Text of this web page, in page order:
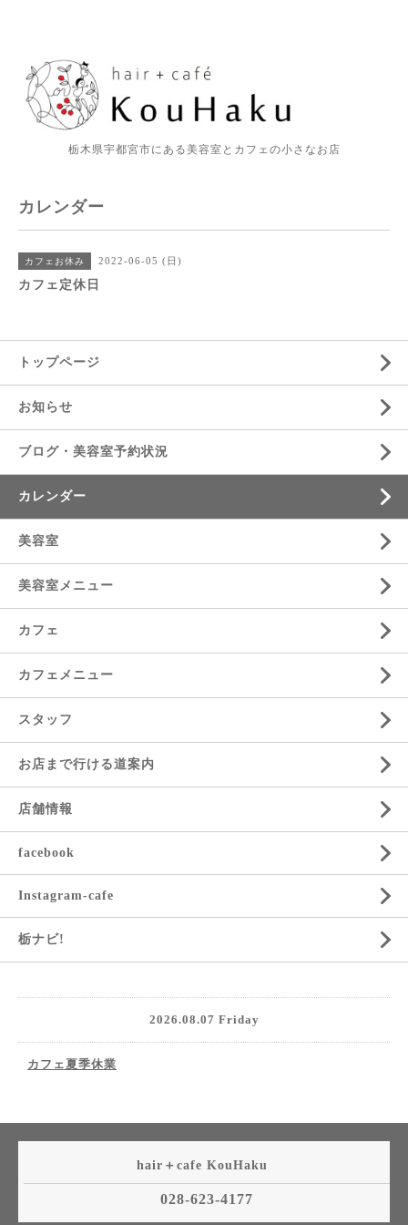
栃木県宇都宮市にある美容室とカフェの小さなお店
カレンダー
カフェお休み 2022-06-05 (日)
カフェ定休日
トップページ
お知らせ
ブログ・美容室予約状況
カレンダー
美容室
美容室メニュー
カフェ
カフェメニュー
スタッフ
お店まで行ける道案内
店舗情報
facebook
Instagram-cafe
栃ナビ!
2026.08.07 Friday
カフェ夏季休業
hair＋cafe KouHaku
028-623-4177